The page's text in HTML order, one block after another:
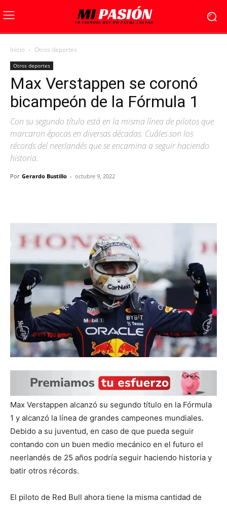
Inicio Otros deportes
Otros deportes
Max Verstappen se coronó
bicampeón de la Fórmula 1
Con su segundo título está en la misma línea de pilotos que
marcaron épocas en diversas décadas. Cuáles son los
récords del neerlandés que se encamina a seguir haciendo
historia.
Por Gerardo Bustillo - octubre 9, 2022
Max Verstappen alcanzó su segundo título en la Fórmula
1 y alcanzó la línea de grandes campeones mundiales.
Debido a su juventud, en caso de que pueda seguir
contando con un buen medio mecánico en el futuro el
neerlandés de 25 años podría seguir haciendo historia y
batir otros récords.
El piloto de Red Bull ahora tiene la misma cantidad de